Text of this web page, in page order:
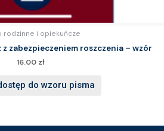
rodzinne i opiekuńcze
zabezpieczeniem roszczenia – wzór
16.00 zł
do wzoru pisma